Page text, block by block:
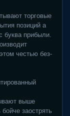
торговые
позиций а
буква прибыли.
честью без-
выше
заострять